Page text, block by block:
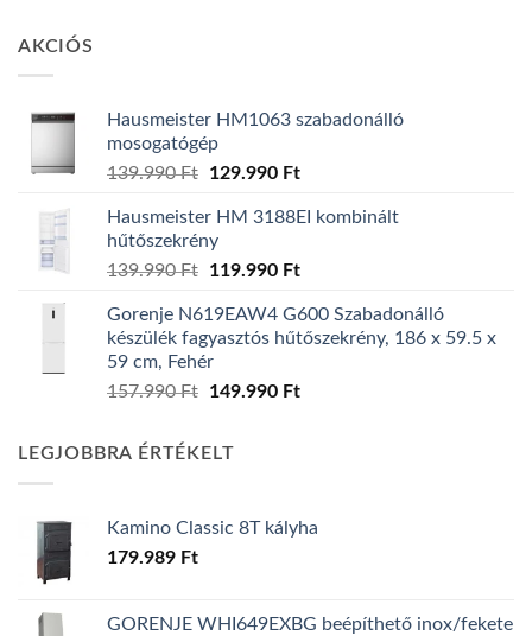
AKCIÓS
Hausmeister HM1063 szabadonálló
mosogatógép
139.990Ft
Original
was:
139.990 Ft.
129.990 FtCurrent
is:
Hausmeister HM 3188EI kombinált
hűtőszekrény
139.990Ft
Original
was:
139.990 Ft.
119.990 FtCurrent
is:
119.990 Ft.
Gorenje N619EAW4 G600 Szabadonálló
készülék fagyasztós hűtőszekrény, 186 x 59.5 x
59 cm, Fehér
157.990Ft
Original
157.990 Ft.
149.990 FtCurrent
LEGJOBBRA ÉRTÉKELT
Kamino Classic 8T kályha
179.989 Ft
GORENJE WHI649EXBG beépíthető inox/fekete